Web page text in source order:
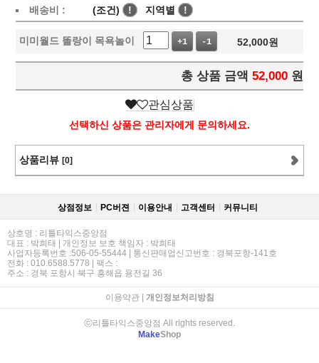
배송비 :
(조건) ! 지역별 !
미미월드 똘랑이 목욕놀이 +1 -1 52,000원
총 상품 금액 52,000 원
관심상품
선택하신 상품은 관리자에게 문의하세요.
상품리뷰 [0]
상점정보 PC버젼 이용안내 고객센터 커뮤니티
상호명 : 리틀타익스중앙점
대표 : 박희태 | 개인정보 보호 책임자 : 박희태
사업자등록번호 :506-05-55444 | 통신판매업신고번호 : 경북포항-141호
전화 : 010.6588.5778 | 팩스 :
주소 : 경북 포항시 북구 흥해읍 용전길 36
이용약관| 개인정보처리방침
ⓒ리틀타익스중앙점 All rights reserved.
MakeShop